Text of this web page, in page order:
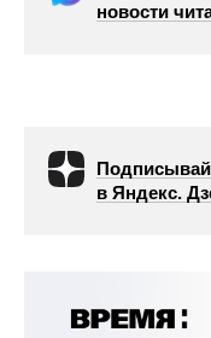
новости
в Яндекс.